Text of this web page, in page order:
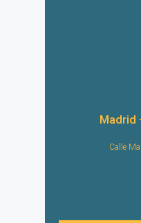
Madrid
Calle